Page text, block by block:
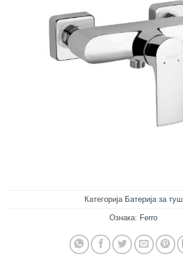
Категорија Батерија за туш
Ознака: Ferro